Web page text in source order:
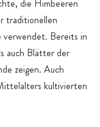
die Himbeeren
traditionellen
verwendet. Bereits in
auch Blätter der
zeigen. Auch
kultivierten